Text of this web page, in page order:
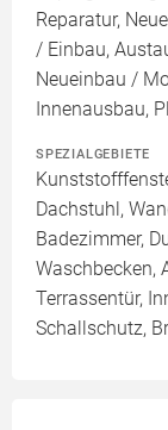
Reparatur,
/ Einbau,
Neueinbau /
Innenausbau,
SPEZIALGEBIETE
Dachstuhl,
Badezimmer,
Waschbecken,
Terrassentür,
Schallschutz,